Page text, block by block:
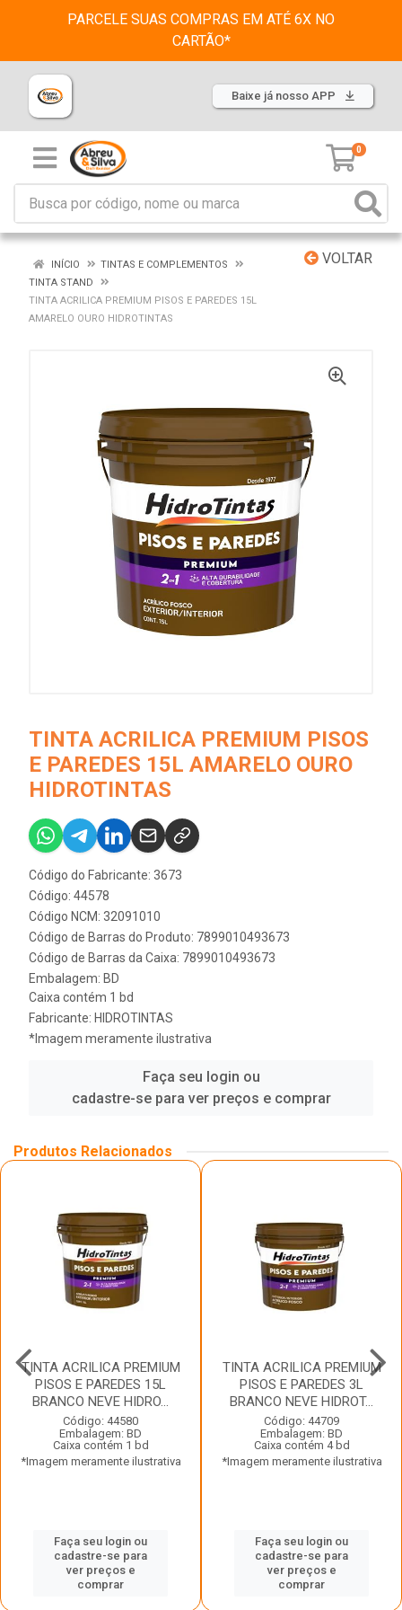
PARCELE SUAS COMPRAS EM ATÉ 6X NO
CARTÃO*
Baixe já nosso APP
0
VOLTAR
INÍCIO
TINTAS E COMPLEMENTOS
TINTA STAND
TINTA ACRILICA PREMIUM PISOS E PAREDES 15L
AMARELO OURO HIDROTINTAS
TINTA ACRILICA PREMIUM PISOS
E PAREDES 15L AMARELO OURO
HIDROTINTAS
Código do Fabricante: 3673
Código: 44578
Código NCM: 32091010
Código de Barras do Produto: 7899010493673
Código de Barras da Caixa: 7899010493673
Embalagem: BD
Caixa contém 1 bd
Fabricante: HIDROTINTAS
*Imagem meramente ilustrativa
Faça seu login ou
cadastre-se para ver preços e comprar
Produtos Relacionados
TINTA ACRILICA PREMIUM
PISOS E PAREDES 15L
BRANCO NEVE HIDRO...
Código: 44580
Embalagem: BD
Caixa contém 1 bd
*Imagem meramente ilustrativa
Faça seu login ou
cadastre-se para
ver preços e
comprar
TINTA ACRILICA PREMIUM
PISOS E PAREDES 3L
BRANCO NEVE HIDROT...
Código: 44709
Embalagem: BD
Caixa contém 4 bd
*Imagem meramente ilustrativa
Faça seu login ou
cadastre-se para
ver preços e
comprar